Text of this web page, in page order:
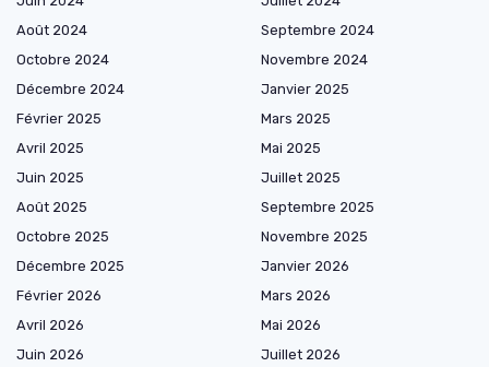
Août 2024
Septembre 2024
Octobre 2024
Novembre 2024
Décembre 2024
Janvier 2025
Février 2025
Mars 2025
Avril 2025
Mai 2025
Juin 2025
Juillet 2025
Août 2025
Septembre 2025
Octobre 2025
Novembre 2025
Décembre 2025
Janvier 2026
Février 2026
Mars 2026
Avril 2026
Mai 2026
Juin 2026
Juillet 2026